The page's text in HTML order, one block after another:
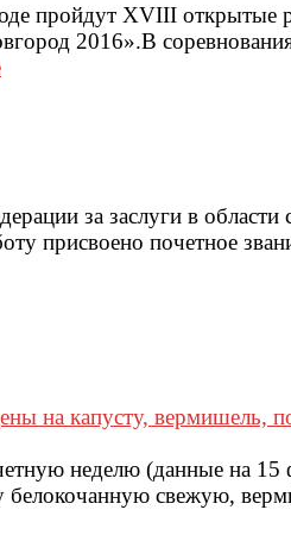
пройдут XVIII открытые
2016».В
за заслуги в
присвоено почетное
на капусту, вермишель,
неделю (данные на 15
белокочанную свежую,